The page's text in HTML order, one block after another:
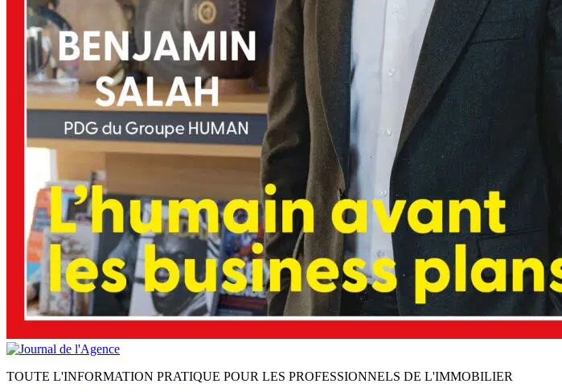
TOUTE L'INFORMATION PRATIQUE POUR LES PROFESSIONNELS DE L'IMMOBILIER